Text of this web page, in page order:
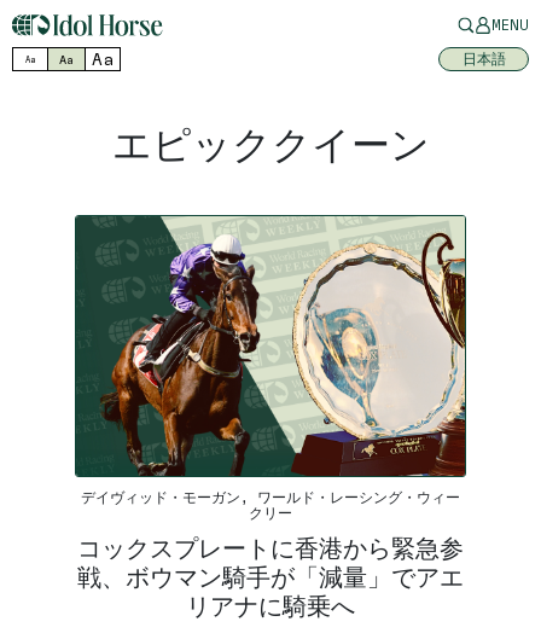
MENU
Aa Aa Aa 日本語
エピッククイーン
デイヴィッド・モーガン, ワールド・レーシング・ウィー
クリー
コックスプレートに香港から緊急参
戦、ボウマン騎手が「減量」でアエ
リアナに騎乗へ